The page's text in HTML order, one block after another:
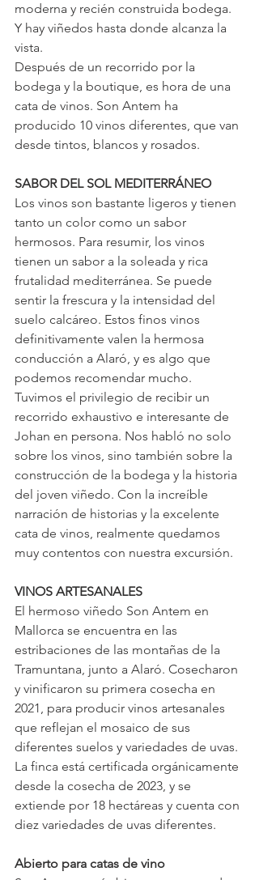
moderna y recién construida bodega.
Y hay viñedos hasta donde alcanza la
vista.
Después de un recorrido por la
bodega y la boutique, es hora de una
cata de vinos. Son Antem ha
producido 10 vinos diferentes, que van
desde tintos, blancos y rosados.
SABOR DEL SOL MEDITERRÁNEO
Los vinos son bastante ligeros y tienen
tanto un color como un sabor
hermosos. Para resumir, los vinos
tienen un sabor a la soleada y rica
frutalidad mediterránea. Se puede
sentir la frescura y la intensidad del
suelo calcáreo. Estos finos vinos
definitivamente valen la hermosa
conducción a Alaró, y es algo que
podemos recomendar mucho.
Tuvimos el privilegio de recibir un
recorrido exhaustivo e interesante de
Johan en persona. Nos habló no solo
sobre los vinos, sino también sobre la
construcción de la bodega y la historia
del joven viñedo. Con la increíble
narración de historias y la excelente
cata de vinos, realmente quedamos
muy contentos con nuestra excursión.
VINOS ARTESANALES
El hermoso viñedo Son Antem en
Mallorca se encuentra en las
estribaciones de las montañas de la
Tramuntana, junto a Alaró. Cosecharon
y vinificaron su primera cosecha en
2021, para producir vinos artesanales
que reflejan el mosaico de sus
diferentes suelos y variedades de uvas.
La finca está certificada orgánicamente
desde la cosecha de 2023, y se
extiende por 18 hectáreas y cuenta con
diez variedades de uvas diferentes.
Abierto para catas de vino